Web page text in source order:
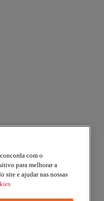
com o
para melhorar a
site e ajudar nas nossas